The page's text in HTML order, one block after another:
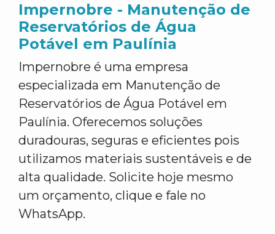
Impernobre - Manutenção de
Reservatórios de Água
Potável em Paulínia
Impernobre é uma empresa
especializada em Manutenção de
Reservatórios de Água Potável em
Paulínia. Oferecemos soluções
duradouras, seguras e eficientes pois
utilizamos materiais sustentáveis e de
alta qualidade. Solicite hoje mesmo
um orçamento, clique e fale no
WhatsApp.